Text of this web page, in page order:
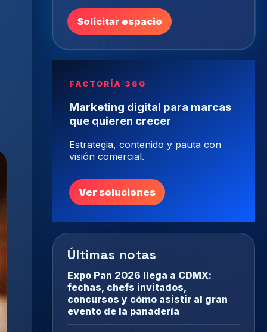
Solicitar espacio
FACTORÍA 360
Marketing digital para marcas
que quieren crecer
Estrategia, contenido y pauta con
visión comercial.
Ver soluciones
Últimas notas
Expo Pan 2026 llega a CDMX:
fechas, chefs invitados,
concursos y cómo asistir al gran
evento de la panadería